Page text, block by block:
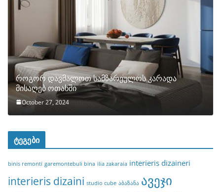
როგორ დავმალოთ სამზარეულოს კარადა
მისაღებ ოთახში
October 27, 2024
ტეგები
binis remonti garemontebuli bina ilia zakaraia interieris dizaineri
interieris dizaini studio cube აბაზანა ავეჯი